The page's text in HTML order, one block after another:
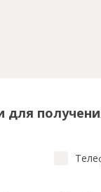
для